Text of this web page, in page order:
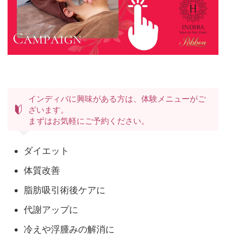
インディバに興味がある方は、体験メニューがご
ざいます。
まずはお気軽にご予約ください。
ダイエット
体質改善
脂肪吸引術後ケアに
代謝アップに
冷えや浮腫みの解消に